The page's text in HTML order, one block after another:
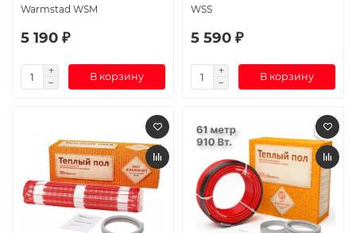
Warmstad WSM
5 190 ₽
В корзину
WSS
5 590 ₽
В корзину